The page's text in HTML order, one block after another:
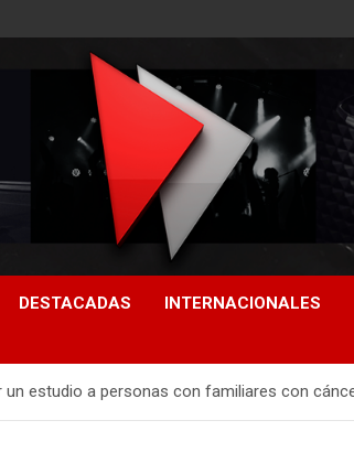
DESTACADAS INTERNACIONALES
un estudio a personas con familiares con